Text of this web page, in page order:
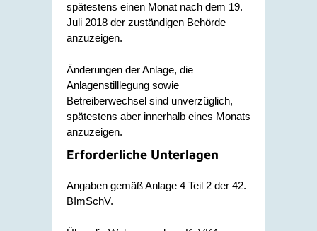
spätestens einen Monat nach dem 19.
Juli 2018 der zuständigen Behörde
anzuzeigen.
Änderungen der Anlage, die
Anlagenstilllegung sowie
Betreiberwechsel sind unverzüglich,
spätestens aber innerhalb eines Monats
anzuzeigen.
Erforderliche Unterlagen
Angaben gemäß Anlage 4 Teil 2 der 42.
BImSchV.